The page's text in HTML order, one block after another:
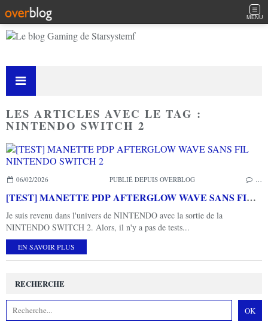
MENU
LES ARTICLES AVEC LE TAG :
NINTENDO SWITCH 2
06/02/2026 PUBLIÉ DEPUIS OVERBLOG
[TEST] MANETTE PDP AFTERGLOW WAVE SANS FIL NINTENDO SWITCH 2
Je suis revenu dans l'univers de NINTENDO avec la sortie de la
NINTENDO SWITCH 2. Alors, il n'y a pas de tests...
EN SAVOIR PLUS
RECHERCHE